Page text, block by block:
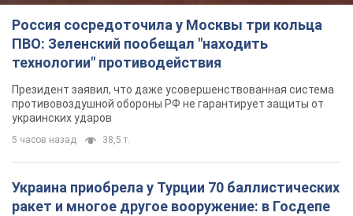
Россия сосредоточила у Москвы три кольца
ПВО: Зеленский пообещал "находить
технологии" противодействия
Президент заявил, что даже усовершенствованная система
противовоздушной обороны РФ не гарантирует защиты от
украинских ударов
5 часов назад 38,5 т.
Украина приобрела у Турции 70 баллистических
ракет и многое другое вооружение: в Госдепе